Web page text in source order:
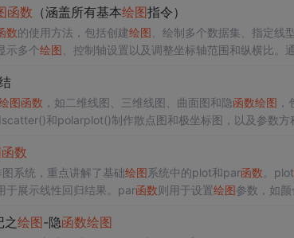
函数 （涵盖所有基本绘图指令）
数的使用方法，包括创建绘图 、绘制多个数据集、指定线
示多个绘图 、控制轴设置以及调整坐标轴范围和纵横比
图函数 ，如二维线图、三维线图、曲面图和隐函数绘图
和polarplot()制作散点图和极坐标图，以及参数方
函数
系统，重点讲解了基础绘图系统中的plot和par函数 。plot
于展示线性回归结果。par函数则用于设置绘图参数，如
绘图-隐函数绘图